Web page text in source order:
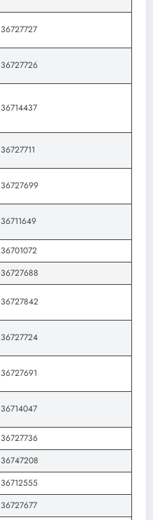
36727727
36727726
36714437
36727711
36727699
36711649
36701072
36727688
36727842
36727724
36727691
36714047
36727736
36747208
36712555
36727677